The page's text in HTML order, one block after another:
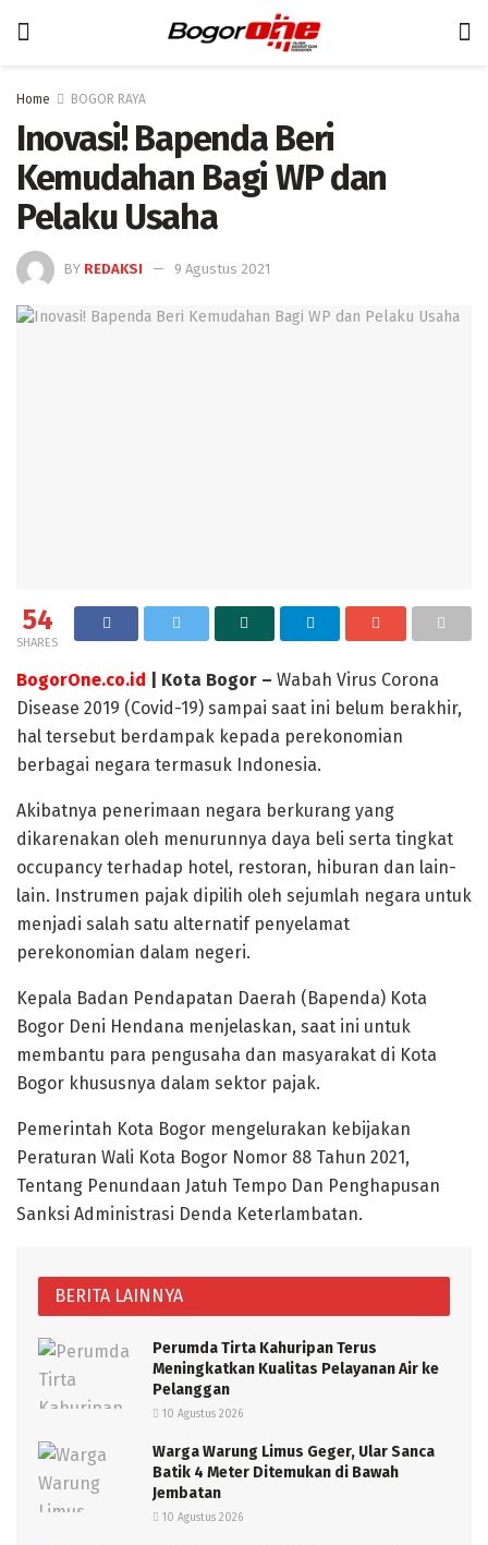
Home BOGOR RAYA
Inovasi! Bapenda Beri
Kemudahan Bagi WP dan
Pelaku Usaha
BY REDAKSI 9 Agustus 2021
54
SHARES
BogorOne.co.id | Kota Bogor – Wabah Virus Corona
Disease 2019 (Covid-19) sampai saat ini belum berakhir,
hal tersebut berdampak kepada perekonomian
berbagai negara termasuk Indonesia.
Akibatnya penerimaan negara berkurang yang
dikarenakan oleh menurunnya daya beli serta tingkat
occupancy terhadap hotel, restoran, hiburan dan lain-
lain. Instrumen pajak dipilih oleh sejumlah negara untuk
menjadi salah satu alternatif penyelamat
perekonomian dalam negeri.
Kepala Badan Pendapatan Daerah (Bapenda) Kota
Bogor Deni Hendana menjelaskan, saat ini untuk
membantu para pengusaha dan masyarakat di Kota
Bogor khususnya dalam sektor pajak.
Pemerintah Kota Bogor mengelurakan kebijakan
Peraturan Wali Kota Bogor Nomor 88 Tahun 2021,
Tentang Penundaan Jatuh Tempo Dan Penghapusan
Sanksi Administrasi Denda Keterlambatan.
BERITA LAINNYA
Perumda Tirta Kahuripan Terus
Meningkatkan Kualitas Pelayanan Air ke
Pelanggan
10 Agustus 2026
Warga Warung Limus Geger, Ular Sanca
Batik 4 Meter Ditemukan di Bawah
Jembatan
10 Agustus 2026